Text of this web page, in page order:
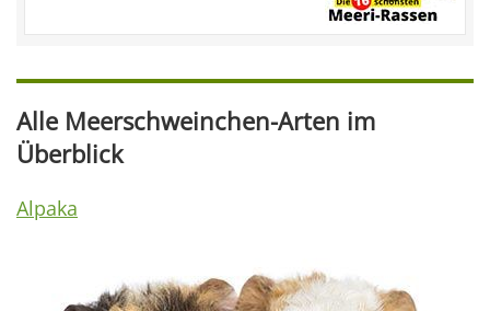
Alle Meerschweinchen-Arten im
Überblick
Alpaka